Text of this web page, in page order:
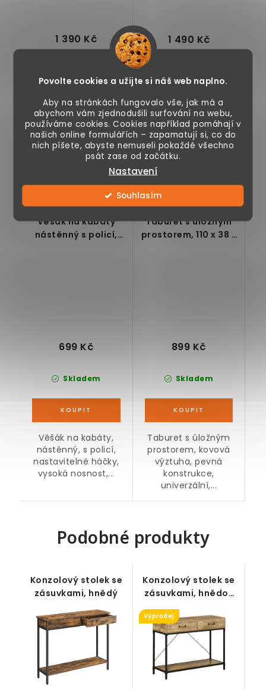
Povolte cookies a užijte si náš web naplno.
Aby na stránkách fungovalo vše, jak má a
abychom vám zjednodušili surfování na webu,
používáme cookies. Cookies například pomáhají v
našich online formulářích – zapamatují si, co do
nich píšete, abyste nemuseli pokaždé všechno
psát zase od začátku.
Nastavení
Souhlasím
1 390 Kč
Nadčasový,
moderní botník se
3 prostornými
policemi -
elegantní řešení
pro...
1 490 Kč
Botník s
čalouněnou lavicí,
kovový, polstrovaná
podložka z umělé
Věšák na kabáty
nástěnný s policí,
Skladem
699 Kč
Věšák na kabáty,
nástěnný, s policí,
nastavitelné háčky,
vysoká nosnost,...
Taburet s úložným
prostorem, 110 x 38 x
Skladem
899 Kč
Taburet s úložným
prostorem, kovová
výztuha, pevná
konstrukce,
univerzální,...
Podobné produkty
Konzolový stolek se
zásuvkami, hnědý
Konzolový stolek se
zásuvkami, hnědo-
černý
Výprodej